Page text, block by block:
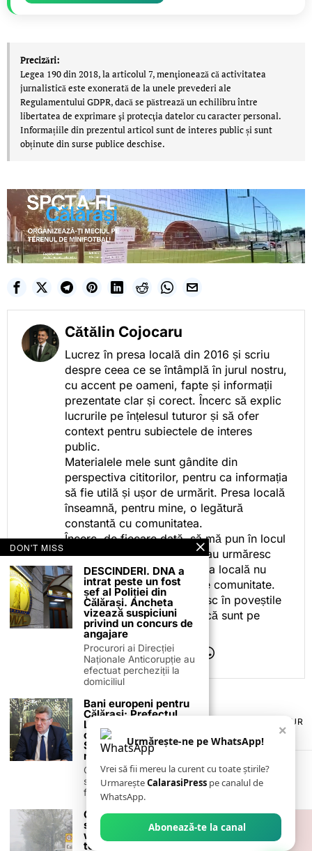
Precizări:
Legea 190 din 2018, la articolul 7, menţionează că activitatea
jurnalistică este exonerată de la unele prevederi ale
Regulamentului GDPR, dacă se păstrează un echilibru între
libertatea de exprimare şi protecţia datelor cu caracter personal.
Informațiile din prezentul articol sunt de interes public și sunt
obținute din surse publice deschise.
Cătălin Cojocaru
Lucrez în presa locală din 2016 și scriu
despre ceea ce se întâmplă în jurul nostru,
cu accent pe oameni, fapte și informații
prezentate clar și corect. Încerc să explic
lucrurile pe înțelesul tuturor și să ofer
context pentru subiectele de interes
public.
Materialele mele sunt gândite din
perspectiva cititorilor, pentru ca informația
să fie utilă și ușor de urmărit. Presa locală
înseamnă, pentru mine, o legătură
constantă cu comunitatea.
Încerc, de fiecare dată, să mă pun în locul
celor care citesc, privesc sau urmăresc
ceea ce fac. Pentru că presa locală nu
este despre mine, ci despre comunitate.
Iar dacă oamenii se regăsesc în poveștile
pe care le spun, înseamnă că sunt pe
drumul bun.
TERMENI ȘI CONDIȚII
POLITICA DE ANULARE & RETUR
PUBLICITATE ONLINE & TIPĂRITĂ
CONTACT
ZIARUL ANUNȚUL CĂLĂRĂȘEAN
×
Urmărește-ne pe WhatsApp!
Vrei să fii mereu la curent cu toate știrile?
UrmareșteCalarasiPress pe canalul de
WhatsApp.
Abonează-te la canal
DON'T MISS
DESCINDERI. DNA a
intrat peste un fost
șef al Poliției din
Călărași. Ancheta
vizează suspiciuni
privind un concurs de
angajare
Procurori ai Direcției
Naționale Anticorupție au
efectuat percheziții la
domiciliul
Bani europeni pentru
Călărași: Prefectul
Laurențiu State anunță
colaborarea cu ADR
Sud-Muntenia pentru
noi finanțări
Călărașul se pregătește
să intre pe harta
finanțărilor europene, cu
Călărași: Vremea se
strică în acest
weekend. Averse
torențiale, descărcări